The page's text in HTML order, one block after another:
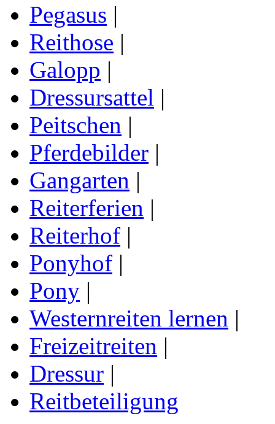
Pegasus |
Reithose |
Galopp |
Dressursattel |
Peitschen |
Pferdebilder |
Gangarten |
Reiterferien |
Reiterhof |
Ponyhof |
Pony |
Westernreiten lernen |
Freizeitreiten |
Dressur |
Reitbeteiligung